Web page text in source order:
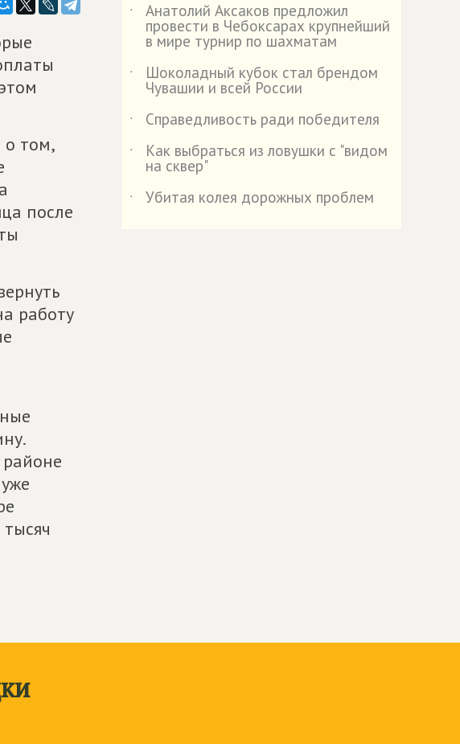
том,
после
работу
˙ Анатолий Аксаков предложил
провести в Чебоксарах крупнейший
в мире турнир по шахматам
˙
Шоколадный кубок стал брендом
Чувашии и всей России
˙
Справедливость ради победителя
˙
Как выбраться из ловушки с "видом
на сквер"
˙
Убитая колея дорожных проблем